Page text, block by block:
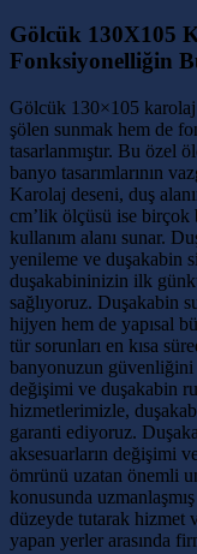
Gölcük 130X105
Fonksiyonelliğin
Gölcük 130×105
şölen sunmak hem de
tasarlanmıştır. Bu özel
banyo tasarımlarının
Karolaj deseni, duş
cm’lik ölçüsü ise
kullanım alanı sunar.
yenileme ve duşakabin
duşakabininizin ilk
sağlıyoruz. Duşakabin
hijyen hem de yapısal
tür sorunları en kısa
banyonuzun güvenliğini
değişimi ve duşakabin
hizmetlerimizle,
garanti ediyoruz.
aksesuarların değişimi
ömrünü uzatan önemli
konusunda
düzeyde tutarak hizmet
yapan yerler arasında